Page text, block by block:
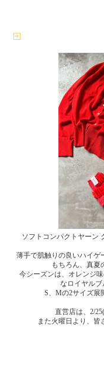
ソフトコンパクトヤーン
薄手で肌触りの良いハイゲ
もちろん、真夏
今シーズンは、オレンジ
なロイヤル
S、Mの2サイズ展
直営店は、2/
また火曜日より、皆